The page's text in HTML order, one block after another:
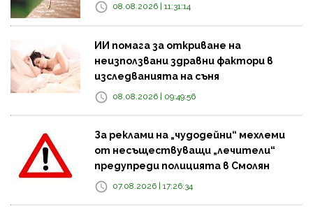
08.08.2026 | 11:31:14
ИИ помага за откриване на
неизползвани здравни фактори в
изследванията на съня
08.08.2026 | 09:49:56
За реклами на „чудодейни“ мехлеми
от несъществуващи „лечители“
предупреди полицията в Смолян
07.08.2026 | 17:26:34